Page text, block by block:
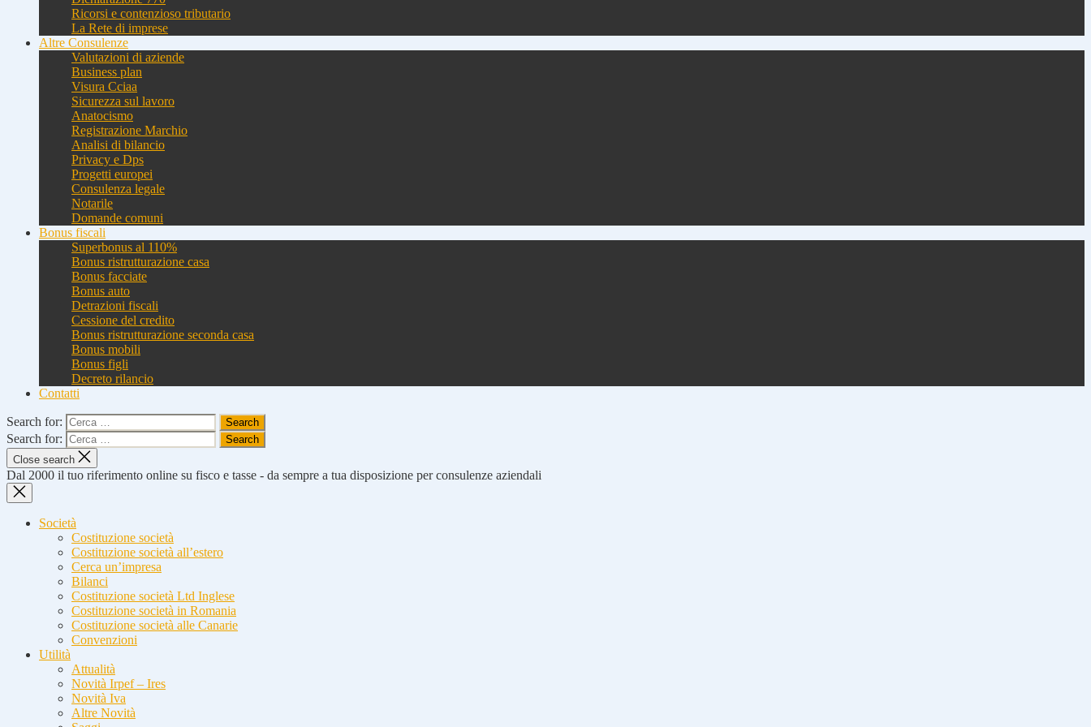
Ricorsi e contenzioso tributario
La Rete di imprese
Altre Consulenze
Valutazioni di aziende
Business plan
Visura Cciaa
Sicurezza sul lavoro
Anatocismo
Registrazione Marchio
Analisi di bilancio
Privacy e Dps
Progetti europei
Consulenza legale
Notarile
Domande comuni
Bonus fiscali
Superbonus al 110%
Bonus ristrutturazione casa
Bonus facciate
Bonus auto
Detrazioni fiscali
Cessione del credito
Bonus ristrutturazione seconda casa
Bonus mobili
Bonus figli
Decreto rilancio
Contatti
Search for:
Search for:
Close search
Dal 2000 il tuo riferimento online su fisco e tasse - da sempre a tua disposizione per consulenze aziendali
Società
Costituzione società
Costituzione società all’estero
Cerca un’impresa
Bilanci
Costituzione società Ltd Inglese
Costituzione società in Romania
Costituzione società alle Canarie
Convenzioni
Utilità
Attualità
Novità Irpef – Ires
Novità Iva
Altre Novità